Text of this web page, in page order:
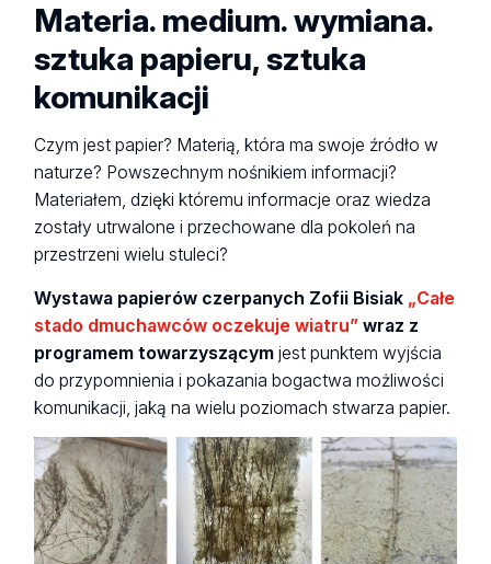
Materia. medium. wymiana.
sztuka papieru, sztuka
komunikacji
Czym jest papier? Materią, która ma swoje źródło w
naturze? Powszechnym nośnikiem informacji?
Materiałem, dzięki któremu informacje oraz wiedza
zostały utrwalone i przechowane dla pokoleń na
przestrzeni wielu stuleci?
Wystawa papierów czerpanych Zofii Bisiak „Całe
stado dmuchawców oczekuje wiatru”wraz z
programem towarzyszącymjest punktem wyjścia
do przypomnienia i pokazania bogactwa możliwości
komunikacji, jaką na wielu poziomach stwarza papier.